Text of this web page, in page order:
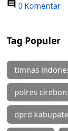
0 Komentar
Tag Populer
timnas
polres
dprd